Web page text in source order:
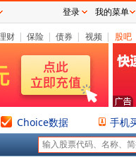
财 | 保险 | 债券 | 视频 | 股吧
Choice数据 手机
登录 我的菜单